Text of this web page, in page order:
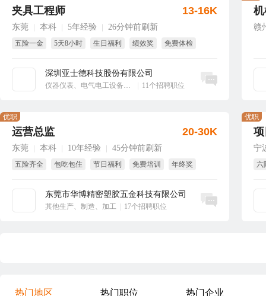
夹具工程师
东莞 本科 5年经验 26分钟前刷新
五险一金 5天8小时 生日福利 绩效奖
免费体检
深圳亚士德科技股份有限公司
仪器仪表、电气电工设备、工业自动化 11个招聘职位
13-16K
立即沟通
赣
运营总监
东莞 本科 10年经验 45分钟前刷新
五险齐全 包吃包住 节日福利 免费培训
年终奖
东莞市华博精密塑胶五金科技有限公司
其他生产、制造、加工 17个招聘职位
优职
20-30K
立即沟通
宁
六
优职
热门地区 热门职位 热门企业